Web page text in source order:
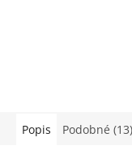
Popis Podobné (13)